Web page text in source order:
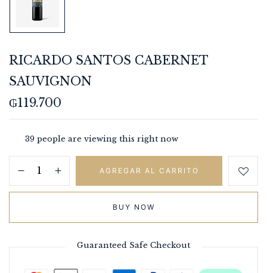
RICARDO SANTOS CABERNET
SAUVIGNON
₲119.700
39 people are viewing this right now
AGREGAR AL CARRITO
BUY NOW
Guaranteed Safe Checkout